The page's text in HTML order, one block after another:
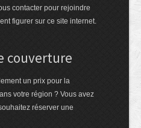
contacter pour rejoindre
figurer sur ce site internet.
couverture
un prix pour la
votre région ? Vous avez
réserver une